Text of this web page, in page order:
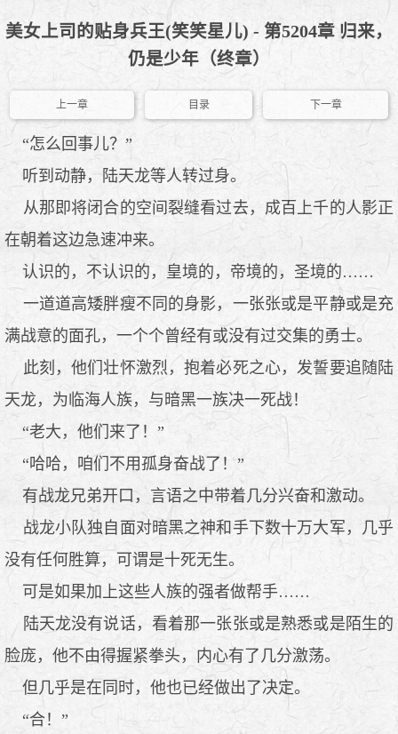
美女上司的贴身兵王(笑笑星儿) - 第5204章 归来，
仍是少年（终章）
上一章 目录 下一章
“怎么回事儿？”
听到动静，陆天龙等人转过身。
从那即将闭合的空间裂缝看过去，成百上千的人影正
在朝着这边急速冲来。
认识的，不认识的，皇境的，帝境的，圣境的……
一道道高矮胖瘦不同的身影，一张张或是平静或是充
满战意的面孔，一个个曾经有或没有过交集的勇士。
此刻，他们壮怀激烈，抱着必死之心，发誓要追随陆
天龙，为临海人族，与暗黑一族决一死战！
“老大，他们来了！”
“哈哈，咱们不用孤身奋战了！”
有战龙兄弟开口，言语之中带着几分兴奋和激动。
战龙小队独自面对暗黑之神和手下数十万大军，几乎
没有任何胜算，可谓是十死无生。
可是如果加上这些人族的强者做帮手……
陆天龙没有说话，看着那一张张或是熟悉或是陌生的
脸庞，他不由得握紧拳头，内心有了几分激荡。
但几乎是在同时，他也已经做出了决定。
“合！”